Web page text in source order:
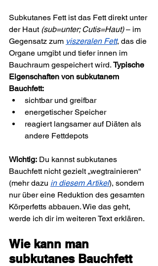
Subkutanes Fett ist das Fett direkt unter
der Haut (sub=unter; Cutis=Haut) – im
Gegensatz zum viszeralen Fett, das die
Organe umgibt und tiefer innen im
Bauchraum gespeichert wird. Typische
Eigenschaften von subkutanem
Bauchfett:
sichtbar und greifbar
energetischer Speicher
reagiert langsamer auf Diäten als
andere Fettdepots
Wichtig: Du kannst subkutanes
Bauchfett nicht gezielt „wegtrainieren“
(mehr dazu in diesem Artikel), sondern
nur über eine Reduktion des gesamten
Körperfetts abbauen. Wie das geht,
werde ich dir im weiteren Text erklären.
Wie kann man
subkutanes Bauchfett